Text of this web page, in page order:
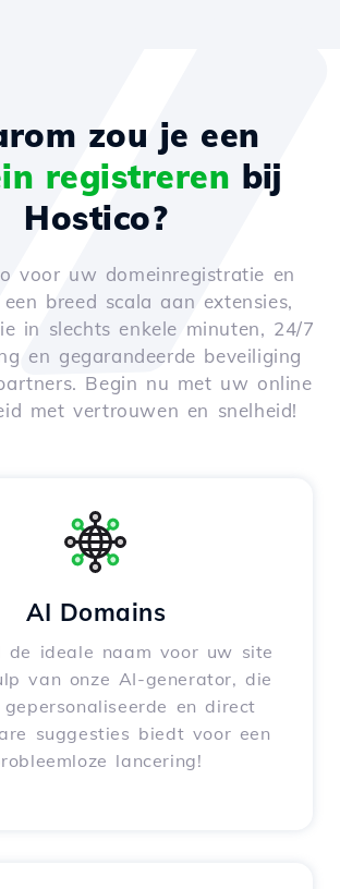
zou je een
registreren bij
Hostico?
voor uw domeinregistratie en
breed scala aan extensies,
in slechts enkele minuten, 24/7
en gegarandeerde beveiliging
Begin nu met uw online
met vertrouwen en snelheid!
AI Domains
de ideale naam voor uw site
van onze AI-generator, die
gepersonaliseerde en direct
suggesties biedt voor een
lancering!